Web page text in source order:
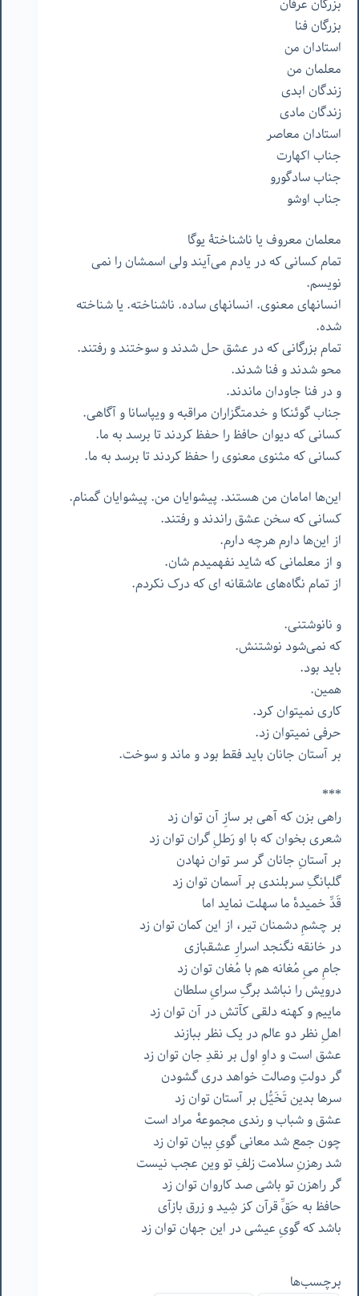
بزرگان عرفان
بزرگانفنا
استادان من
معلمان من
زندگان ابدی
زندگان مادی
استادان معاصر
جناباکهارت
جنابسادگورو
جناباوشو
معلمان معروفیا ناشناختۀیوگا
تمامکسانیکهدریادممی‌آیندولیاسمشانرا نمی
نویسم.
انسانهایمعنوی. انسانهایساده. ناشناخته. یاشناخته
شده.
تمامبزرگانیکهدرعشقحلشدندوسوختندورفتند.
محوشدندوفناشدند.
ودرفنا جاودان ماندند.
جنابگوئنکاوخدمتگزاران مراقبهوویپاساناوآگاهی.
کسانیکهدیوان حافظرا حفظکردندتا برسدبهما.
کسانیکهمثنویمعنویرا حفظکردندتا برسدبهما.
این‌ها امامان منهستند. پیشوایان من. پیشوایانگمنام.
کسانیکهسخنعشقراندندورفتند.
ازاین‌هادارمهرچهدارم.
وازمعلمانیکهشایدنفهمیدمشان.
ازتمامنگاه‌هایعاشقانهایکهدرکنکردم.
ونانوشتنی.
کهنمی‌شودنوشتنش.
بایدبود.
همین.
کارینمیتوانکرد.
حرفینمیتوانزد.
برآستان جانان بایدفقط بودوماندوسوخت.
***
راهی بزن که آهی بر سازِ آن توان زد
شعری بخوان که با او رَطلِ گران توان زد
بر آستانِ جانان گر سر توان نهادن
گلبانگِ سربلندی بر آسمان توان زد
قَدِّ خمیدهٔ ما سهلت نماید اما
بر چشمِ دشمنان تیر، از این کمان توان زد
در خانقه نگنجد اسرارِ عشقبازی
جامِ میِ مُغانه هم با مُغان توان زد
درویش را نباشد برگِ سرایِ سلطان
ماییم و کهنه دلقی کآتش در آن توان زد
اهلِ نظر دو عالم در یک نظر ببازند
عشق است و داوِ اول بر نقدِ جان توان زد
گر دولتِ وصالت خواهد دری گشودن
سرها بدین تَخَیُّل بر آستان توان زد
عشق و شباب و رندی مجموعهٔ مراد است
چون جمع شد معانی گویِ بیان توان زد
شد رهزنِ سلامت زلفِ تو وین عجب نیست
گر راهزن تو باشی صد کاروان توان زد
حافظ به حَقِّ قرآن کز شِید و زرق بازآی
باشد که گویِ عیشی در این جهان توان زد
برچسب‌ها